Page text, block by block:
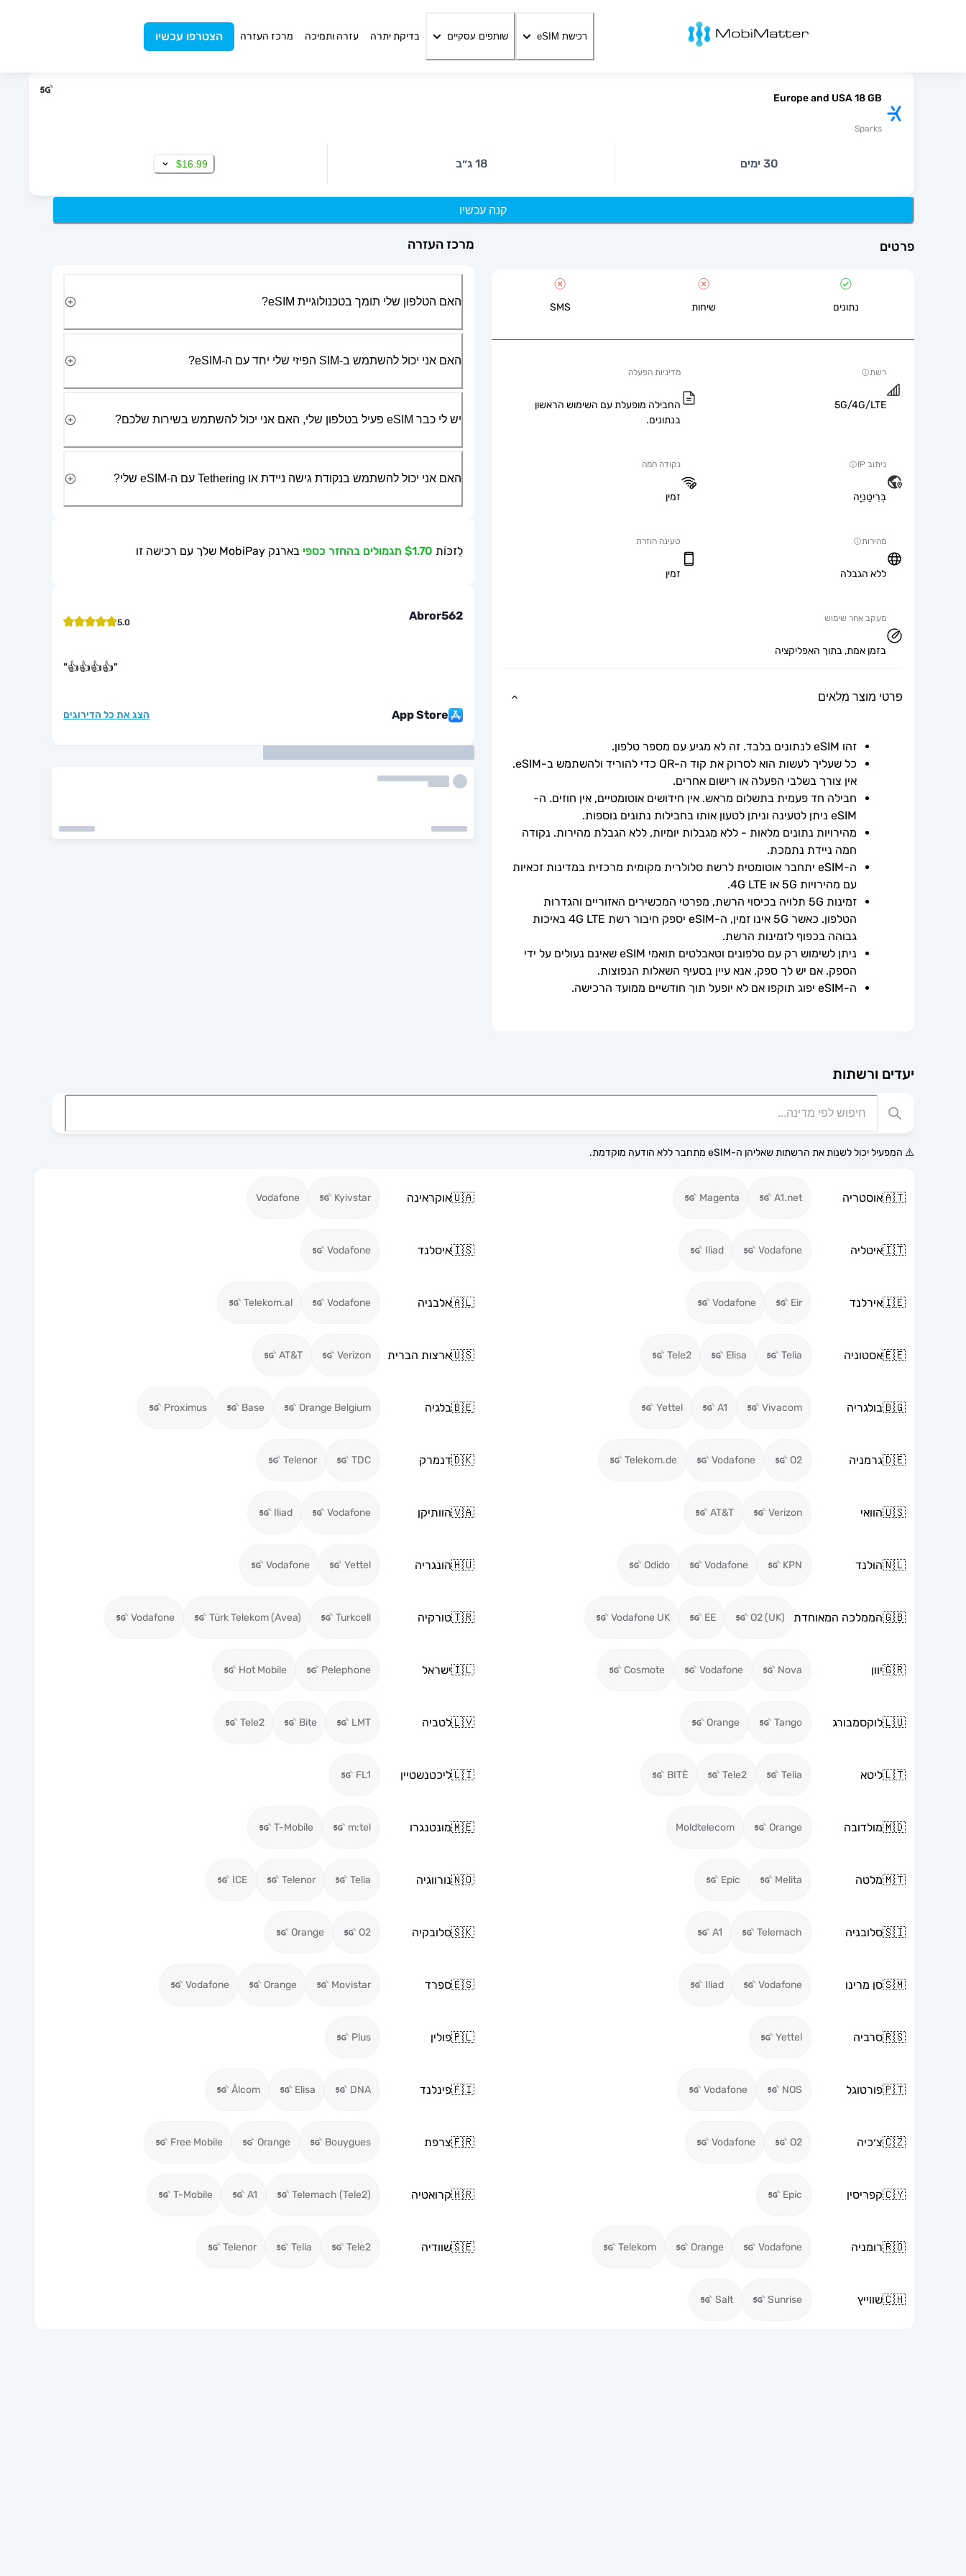
רכישת eSIM שותפים עסקיים בדיקת יתרה עזרה ותמיכה מרכז העזרה הצטרפו עכשיו
Europe and USA 18 GB
Sparks
30 ימים 18 ג״ב $16.99
קנה עכשיו
פרטים
נתונים שיחות SMS
רשת
5G/4G/LTE
מדיניות הפעלה
החבילה מופעלת עם השימוש הראשון
בנתונים.
ניתוב IP
בְּרִיטַנִיָה
נקודה חמה
זמין
מהירות
ללא הגבלה
טעינה חוזרת
זמין
מעקב אחר שימוש
בזמן אמת, בתוך האפליקציה
פרטי מוצר מלאים
זהו eSIM לנתונים בלבד. זה לא מגיע עם מספר טלפון.
אין צורך בשלבי הפעלה או רישום אחרים.
חבילה חד פעמית בתשלום מראש. אין חידושים אוטומטיים, אין חוזים. ה-
eSIM ניתן לטעינה וניתן לטעון אותו בחבילות נתונים נוספות.
חמה ניידת נתמכת.
עם מהירויות 5G או 4G LTE.
גבוהה בכפוף לזמינות הרשת.
הספק. אם יש לך ספק, אנא עיין בסעיף השאלות הנפוצות.
ה-eSIM יפוג תוקפו אם לא יופעל תוך חודשיים ממועד הרכישה.
יעדים ורשתות
⚠️ המפעיל יכול לשנות את הרשתות שאליהן ה-eSIM מתחבר ללא הודעה מוקדמת.
🇦🇹אוסטריה A1.net
Magenta
🇺🇦אוקראינה Kyivstar
Vodafone
🇮🇹איטליה Vodafone
Iliad
🇮🇸איסלנד Vodafone
🇮🇪אירלנד Eir
Vodafone
🇦🇱אלבניה Vodafone
Telekom.al
🇪🇪אסטוניה Telia
Elisa
Tele2
🇺🇸ארצות הברית Verizon
AT&T
🇧🇬בולגריה Vivacom
A1
Yettel
🇧🇪בלגיה Orange Belgium
Base
Proximus
🇩🇪גרמניה O2
Vodafone
Telekom.de
🇩🇰דנמרק TDC
Telenor
🇺🇸הוואי Verizon
AT&T
🇻🇦הוותיקן Vodafone
Iliad
🇳🇱הולנד KPN
Vodafone
Odido
🇭🇺הונגריה Yettel
Vodafone
🇬🇧הממלכה המאוחדת O2 (UK)
EE
Vodafone UK
🇹🇷טורקיה Turkcell
Türk Telekom (Avea)
Vodafone
🇬🇷יוון Nova
Vodafone
Cosmote
🇮🇱ישראל Pelephone
Hot Mobile
🇱🇺לוקסמבורג Tango
Orange
🇱🇻לטביה LMT
Bite
Tele2
🇱🇹ליטא Telia
Tele2
BITĖ
🇱🇮ליכטנשטיין FL1
🇲🇩מולדובה Orange
Moldtelecom
🇲🇪מונטנגרו m:tel
T-Mobile
🇲🇹מלטה Melita
Epic
🇳🇴נורווגיה Telia
Telenor
ICE
🇸🇮סלובניה Telemach
A1
🇸🇰סלובקיה O2
Orange
🇸🇲סן מרינו Vodafone
Iliad
🇪🇸ספרד Movistar
Orange
Vodafone
🇷🇸סרביה Yettel
🇵🇱פולין Plus
🇵🇹פורטוגל NOS
Vodafone
🇫🇮פינלנד DNA
Elisa
Ålcom
🇨🇿צ׳כיה O2
Vodafone
🇫🇷צרפת Bouygues
Orange
Free Mobile
🇨🇾קפריסין Epic
🇭🇷קרואטיה Telemach (Tele2)
A1
T-Mobile
🇷🇴רומניה Vodafone
Orange
Telekom
🇸🇪שוודיה Tele2
Telia
Telenor
🇨🇭שווייץ Sunrise
Salt
מרכז העזרה
האם הטלפון שלי תומך בטכנולוגיית eSIM?
האם אני יכול להשתמש ב-SIM הפיזי שלי יחד עם ה-eSIM?
יש לי כבר eSIM פעיל בטלפון שלי, האם אני יכול להשתמש בשירות שלכם?
האם אני יכול להשתמש בנקודת גישה ניידת או Tethering עם ה-eSIM שלי?
לִזכּוֹת $1.70 תגמולים בהחזר כספי בארנק MobiPay שלך עם רכישה זו
Abror562
5.0
"👍👍👍👍"
App Store הצג את כל הדירוגים